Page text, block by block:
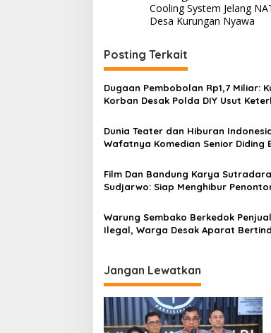
v
g
a
s
p
o
s
Cooling System Jelang
Desa Kurungan Nyawa
Posting Terkait
Dugaan Pembobolan Rp1,7 Miliar:
Korban Desak Polda DIY Usut
Dunia Teater dan Hiburan
Wafatnya Komedian Senior Diding
Film Dan Bandung Karya
Sudjarwo: Siap Menghibur
Warung Sembako Berkedok
Ilegal, Warga Desak Aparat
Jangan Lewatkan